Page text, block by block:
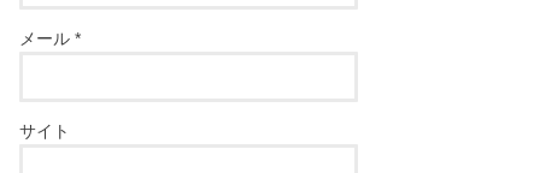
メール*
サイト